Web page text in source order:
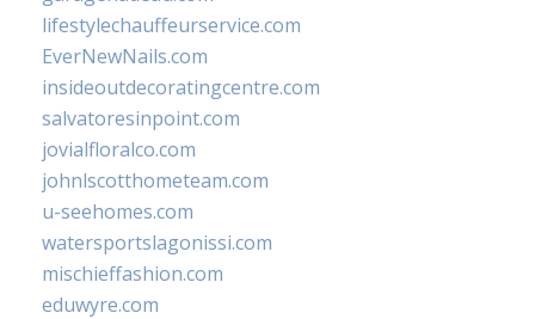
lifestylechauffeurservice.com
EverNewNails.com
insideoutdecoratingcentre.com
salvatoresinpoint.com
jovialfloralco.com
johnlscotthometeam.com
u-seehomes.com
watersportslagonissi.com
mischieffashion.com
eduwyre.com